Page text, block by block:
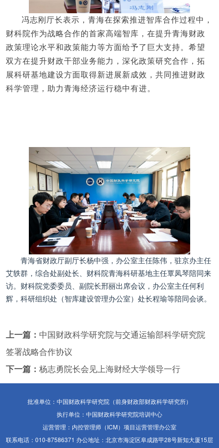
冯志刚厅长表示，青海在探索推进智库合作过程中，
财科院作为战略合作的首家高端智库，在提升青海财政
政策理论水平和政策能力等方面给予了巨大支持。希望
双方在提升财政干部业务能力，深化政策研究合作，拓
展科研基地建设方面取得新进展新成效，共同推进财政
科学管理，助力青海经济运行稳中有进。
青海省财政厅副厅长杨中强，办公室主任陈伟，驻京办主任
艾轶群，综合处副处长、财科院青海科研基地主任覃凤琴陪同来
访。财科院党委委员、副院长邢丽出席会议，办公室主任何利
辉，科研组织处（智库建设管理办公室）处长程瑜等陪同会谈。
上一篇： 中国财政科学研究院与交通运输部科学研究院
签署战略合作协议
下一篇： 杨志勇院长会见上海财经大学领导一行
批准单位：中国财政科学研究院（前身财政部财政科学研究所）
执行单位：中国财政科学研究院培训中心
运营管理：内控管理师（ICM）项目运营管理办公室
联系电话：010-87586371 办公地址：北京市海淀区阜成路甲28号新知大厦15层